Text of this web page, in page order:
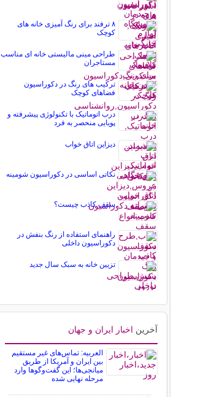
۸ ترفند برای رنگ آمیزی خانه های
کوچک
طراحی مینی مالیستی خانه ای مناسب
مستاجران
تركیب های رنگ‌ در دکوراسیون
فضاهای كوچک
درب اتوماتیک با تکنولوژی پیشرفته و
پویایی منحصر به فرد
دیزاین اتاق خواب
نکاتی اساسی در دکوراسیون شومینه
سقف کاذب چیست؟
راهنمای استفاده از رنگ بنفش در
دکوراسیون داخلی
تزیین خانه به سبک سال جدید
آخرین اخبار ایران و جهان
العربیه: تماس‌های غیر مستقیم
بین ایران و آمریکا از طریق
میانجی‌ها؛ این گفت‌و‌گو‌ها وارد
مرحله نهایی شده